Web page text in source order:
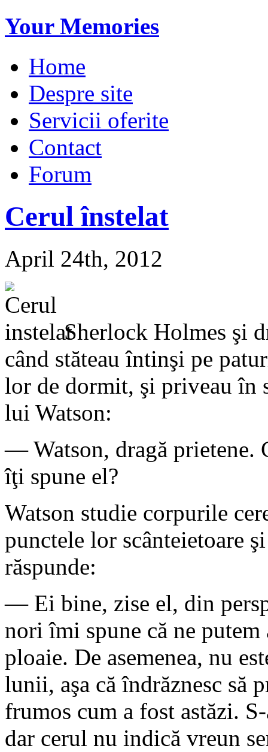
Your Memories
Home
Despre site
Servicii oferite
Contact
Forum
Cerul înstelat
April 24th, 2012
Sherlock Holmes şi
când stăteau întinşi pe
lor de dormit, şi priveau în
lui Watson:
— Watson, dragă prietene.
îţi spune el?
Watson studie corpurile
punctele lor scânteietoare
răspunde:
— Ei bine, zise el, din
nori îmi spune că ne putem
ploaie. De asemenea, nu
lunii, aşa că îndrăznesc să
frumos cum a fost astăzi.
dar cerul nu indică vreun